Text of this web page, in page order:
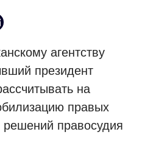
агентству
президент
на
правых
правосудия